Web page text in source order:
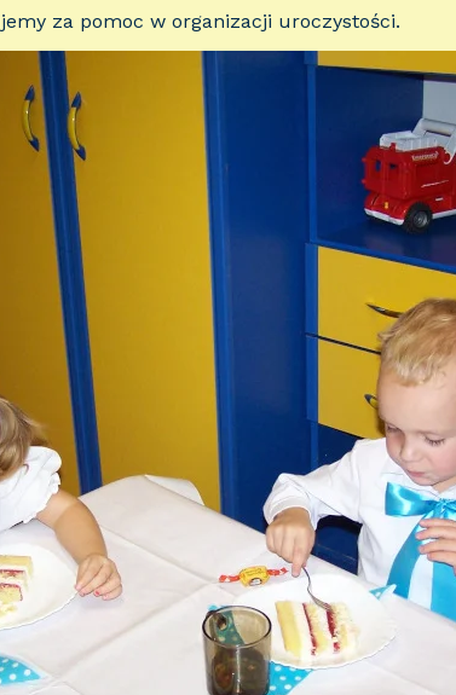
za pomoc w organizacji uroczystości.